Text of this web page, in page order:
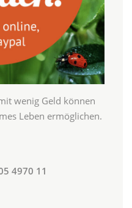
wenig Geld können
Leben ermöglichen.
4970 11